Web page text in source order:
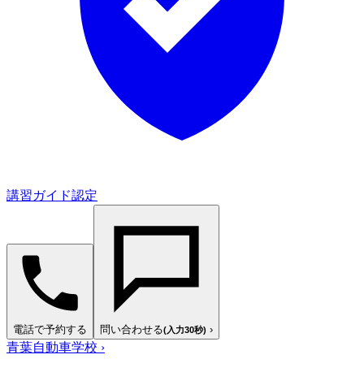
講習ガイド認定
電話で予約する 問い合わせる(入力30秒) ›
青葉自動車学校 ›